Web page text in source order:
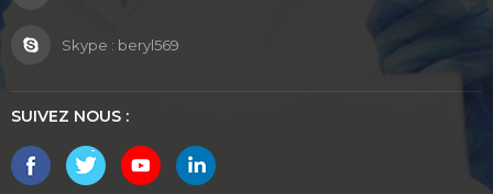
Skype : beryl569
SUIVEZ NOUS :